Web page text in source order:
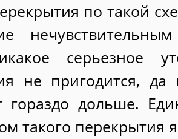
по такой
серьезное
не пригодится, да
гораздо дольше.
такого перекрытия